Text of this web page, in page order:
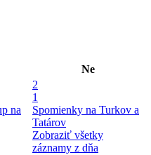
Ne
na
2
1
Spomienky na Turkov a
Tatárov
Zobraziť všetky
záznamy z dňa